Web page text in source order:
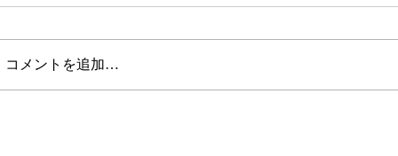
コメントを追加…